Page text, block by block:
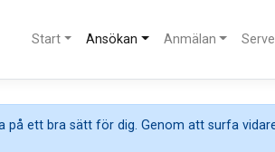
Start Ansökan Anmälan
ett bra sätt för dig. Genom att surfa